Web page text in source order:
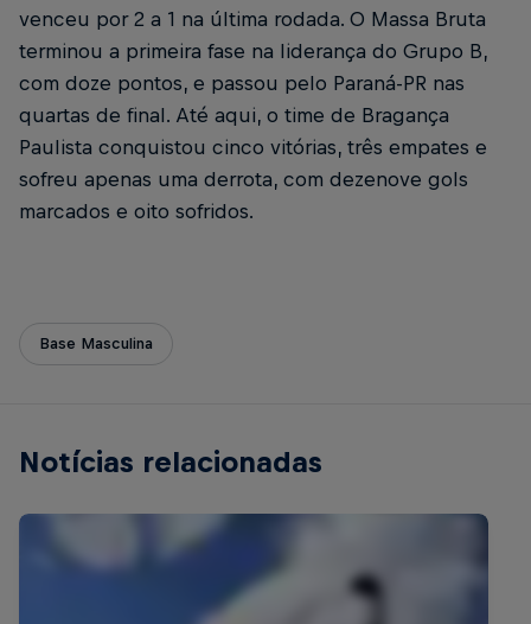
venceu por 2 a 1 na última rodada. O Massa Bruta
terminou a primeira fase na liderança do Grupo B,
com doze pontos, e passou pelo Paraná-PR nas
quartas de final. Até aqui, o time de Bragança
Paulista conquistou cinco vitórias, três empates e
sofreu apenas uma derrota, com dezenove gols
marcados e oito sofridos.
Base Masculina
Notícias relacionadas